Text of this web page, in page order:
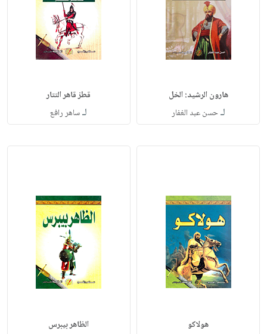
هارون الرشيد: الخل
لـحسن عبد الغفار
قطز قاهر التتار
لـساهر رافع
هولاكو الظاهر بيبرس